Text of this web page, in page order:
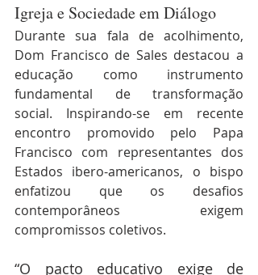
Igreja e Sociedade em Diálogo
Durante sua fala de acolhimento,
Dom Francisco de Sales destacou a
educação como instrumento
fundamental de transformação
social. Inspirando-se em recente
encontro promovido pelo Papa
Francisco com representantes dos
Estados ibero-americanos, o bispo
enfatizou que os desafios
contemporâneos exigem
compromissos coletivos.
“O pacto educativo exige de